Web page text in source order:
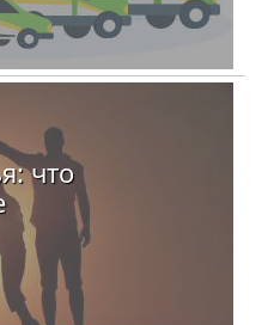
что